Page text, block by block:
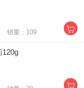
销量：109
120g